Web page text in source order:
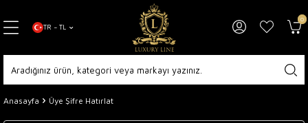
TR − TL
0
Anasayfa Üye Şifre Hatırlat